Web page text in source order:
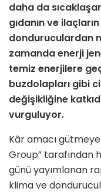
daha da
gıdanın ve
donduruculardan
zamanda enerji
temiz enerjilere
buzdolapları gibi
değişikliğine
vurguluyor.
Kâr amacı
Group” tarafından
günü yayımlanan
klima ve